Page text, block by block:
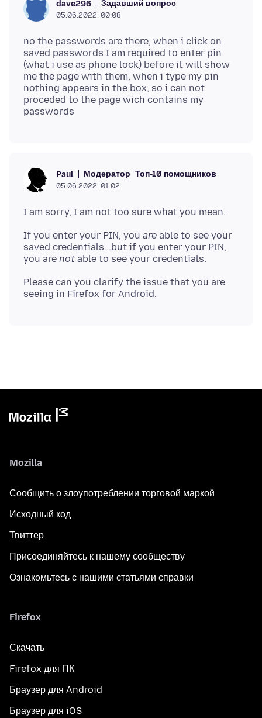
dave296 Задавший вопрос
05.06.2022, 00:08
no the passwords are there, when i click on
saved passwords I am required to enter pin
(what i use as phone lock) before it will show
me the page with them, when i type my pin
nothing appears in the box, so i can not
proceded to the page wich contains my
Paul Модератор Топ-10 помощников
05.06.2022, 01:02
If you enter your PIN, you are able to see your
saved credentials...but if you enter your PIN,
you are not
Please can you clarify the issue that you are
Mozilla
Сообщить о злоупотреблении торговой маркой
Исходный код
Твиттер
Присоединяйтесь к нашему сообществу
Ознакомьтесь с нашими статьями справки
Firefox
Скачать
Firefox для ПК
Браузер для Android
Браузер для iOS